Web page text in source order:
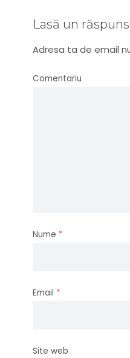
Lasă un răspuns
Adresa ta de email
Comentariu
Nume *
Email *
Site web